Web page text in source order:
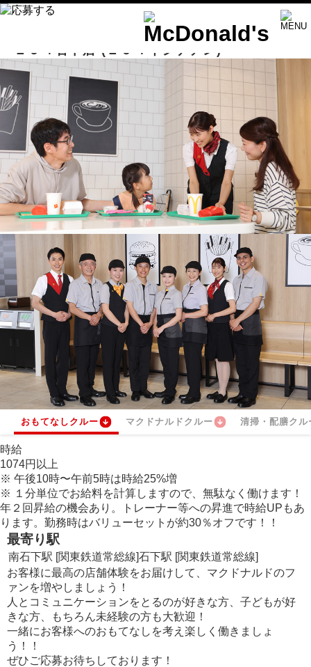
２９４石下店 (２９４イシゲテン)
おもてなしクルー マクドナルドクルー 清掃・配膳クル
時給
1074円 以上
※ 午後10時〜午前5時は時給25%増
※ １分単位でお給料を計算しますので、無駄なく働けます！
年２回昇給の機会あり。トレーナー等への昇進で時給UPもあ
ります。勤務時はバリューセットが約30％オフです！！
最寄り駅
南石下駅 [関東鉄道常総線]石下駅 [関東鉄道常総線]
お客様に最高の店舗体験をお届けして、マクドナルドのフ
ァンを増やしましょう！
人とコミュニケーションをとるのが好きな方、子どもが好
きな方、もちろん未経験の方も大歓迎！
一緒にお客様へのおもてなしを考え楽しく働きましょ
う！！
ぜひご応募お待ちしております！